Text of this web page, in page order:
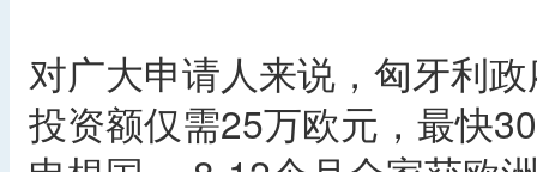
对广大申请人来说，匈牙利
投资额仅需25万欧元，最快